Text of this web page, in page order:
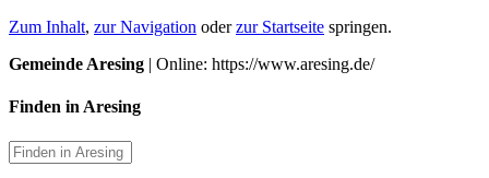
Zum Inhalt, zur Navigation oderzur Startseite springen.
Gemeinde Aresing | Online: https://www.aresing.de/
Finden in Aresing